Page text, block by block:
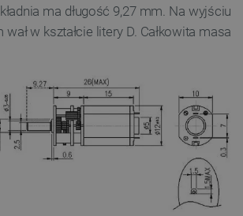
ma długość 9,27 mm. Na wyjściu
w kształcie litery D. Całkowita masa